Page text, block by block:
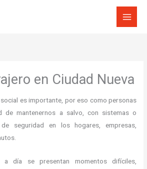
en Ciudad Nueva
es importante, por eso como personas
de mantenernos a salvo, con sistemas o
seguridad en los hogares, empresas,
día se presentan momentos difíciles,